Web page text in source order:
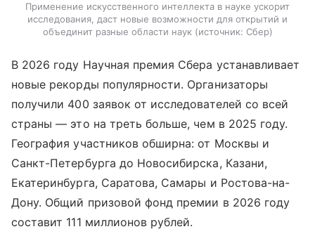
Применение искусственного интеллекта в науке ускорит
исследования, даст новые возможности для открытий и
объединит разные области наук
источник: Сбер
В 2026 году Научная премия Сбера устанавливает
новые рекорды популярности. Организаторы
получили 400 заявок от исследователей со всей
страны — это на треть больше, чем в 2025 году.
География участников обширна: от Москвы и
Санкт-Петербурга до Новосибирска, Казани,
Екатеринбурга, Саратова, Самары и Ростова-на-
Дону. Общий призовой фонд премии в 2026 году
составит 111 миллионов рублей.